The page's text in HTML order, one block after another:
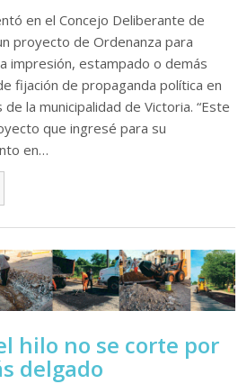
en el Concejo Deliberante de
proyecto de Ordenanza para
impresión, estampado o demás
fijación de propaganda política en
de la municipalidad de Victoria. “Este
que ingresé para su
en…
hilo no se corte por
delgado